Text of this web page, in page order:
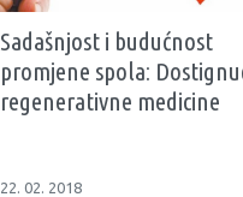
Sadašnjost i budućnost
promjene spola:
regenerativne medicine
22. 02. 2018